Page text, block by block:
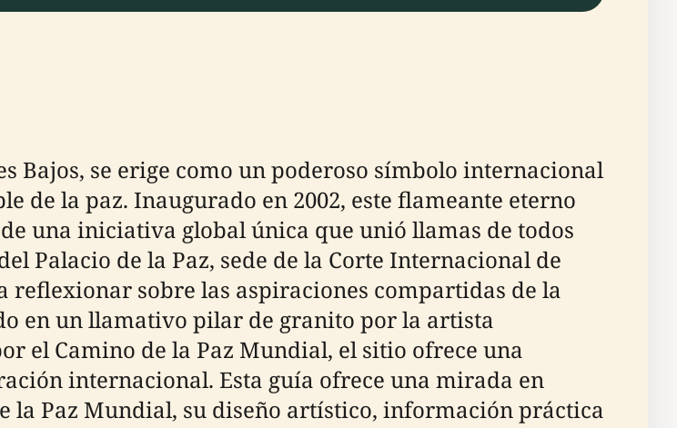
Bajos, se erige como un poderoso símbolo internacional
de la paz. Inaugurado en 2002, este flameante eterno
una iniciativa global única que unió llamas de todos
Palacio de la Paz, sede de la Corte Internacional de
sobre las aspiraciones compartidas de la
en un llamativo pilar de granito por la artista
el Camino de la Paz Mundial, el sitio ofrece una
internacional. Esta guía ofrece una mirada en
la Paz Mundial, su diseño artístico, información práctica